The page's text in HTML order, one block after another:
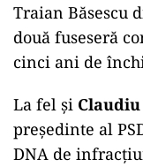
Traian Băsescu
două fuseseră
cinci ani de
La fel și
președinte al
DNA de